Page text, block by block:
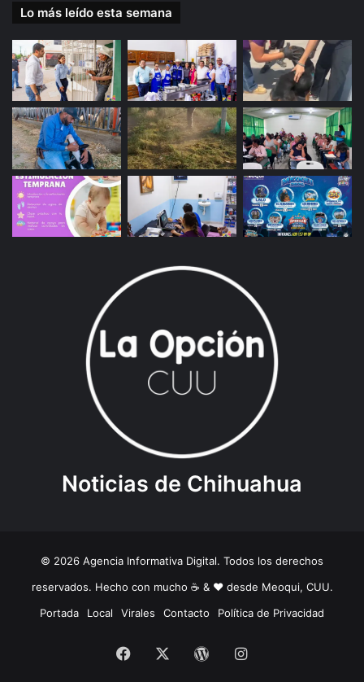
Lo más leído esta semana
Noticias de Chihuahua
© 2026 Agencia Informativa Digital. Todos los derechos
reservados. Hecho con mucho ☕️ & ❤️ desde Meoqui, CUU.
Portada
Local Virales Contacto Política de Privacidad
Facebook WordPressInstagram